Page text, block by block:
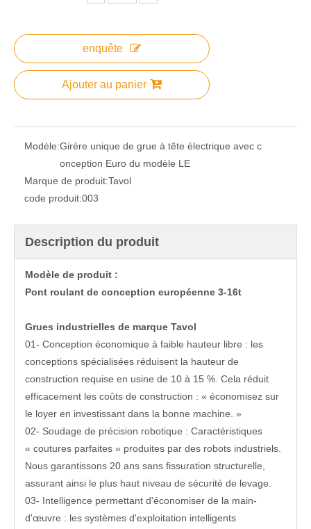
enquête
Ajouter au panier
Modèle:Girère unique de grue à tête électrique avec c
onception Euro du modèle LE
Marque de produit:Tavol
code produit:003
Description du produit
Modèle de produit :
Pont roulant de conception européenne 3-16t
Grues industrielles de marque Tavol
01- Conception économique à faible hauteur libre : les
conceptions spécialisées réduisent la hauteur de
construction requise en usine de 10 à 15 %. Cela réduit
efficacement les coûts de construction : « économisez sur
le loyer en investissant dans la bonne machine. »
02- Soudage de précision robotique : Caractéristiques
« coutures parfaites » produites par des robots industriels.
Nous garantissons 20 ans sans fissuration structurelle,
assurant ainsi le plus haut niveau de sécurité de levage.
03- Intelligence permettant d'économiser de la main-
d'œuvre : les systèmes d'exploitation intelligents